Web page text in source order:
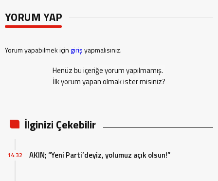
YORUM YAP
Yorum yapabilmek içingirişyapmalısınız.
Henüz bu içeriğe yorum yapılmamış.
İlk yorum yapan olmak ister misiniz?
İlginizi Çekebilir
AKIN; “Yeni Parti’deyiz, yolumuz açık olsun!”
14:32